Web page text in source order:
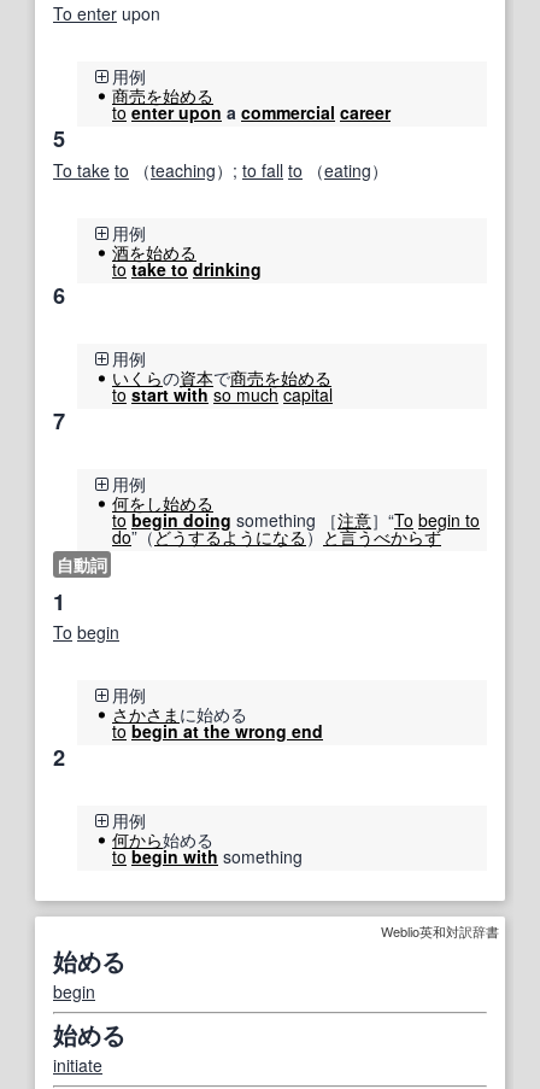
To enter upon
用例
商売を始める
to enter upon a commercial career
5
To take to （teaching）; to fall to （eating）
用例
酒を始める
to take to drinking
6
用例
いくらの資本で商売を始める
to start with so much capital
7
用例
何を し始める
to begin doing something ［注意］“To begin to
do”（どうするようになる） と言うべからず
自動詞
1
To begin
用例
さかさま に始める
to begin at the wrong end
2
用例
何から始める
to begin with something
Weblio英和対訳辞書
始める
begin
始める
initiate